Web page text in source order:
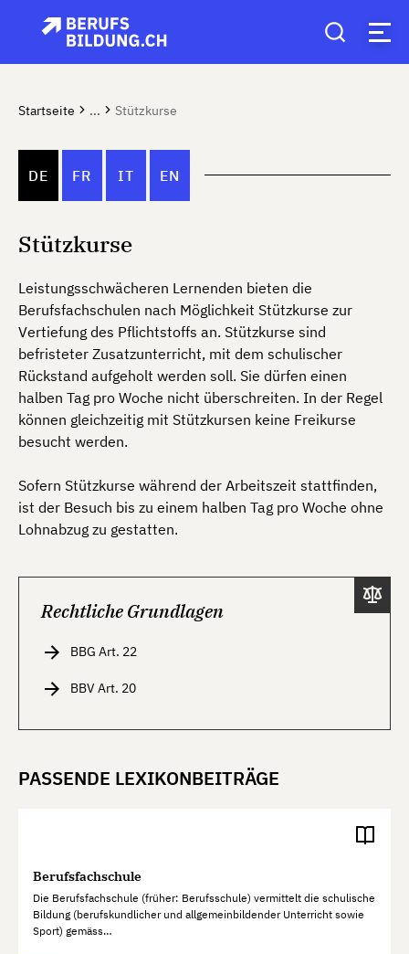
Startseite ... Stützkurse
DE FR IT EN
Stützkurse
Leistungsschwächeren Lernenden bieten die
Berufsfachschulen nach Möglichkeit Stützkurse zur
Vertiefung des Pflichtstoffs an. Stützkurse sind
befristeter Zusatzunterricht, mit dem schulischer
Rückstand aufgeholt werden soll. Sie dürfen einen
halben Tag pro Woche nicht überschreiten. In der Regel
können gleichzeitig mit Stützkursen keine Freikurse
besucht werden.
Sofern Stützkurse während der Arbeitszeit stattfinden,
ist der Besuch bis zu einem halben Tag pro Woche ohne
Lohnabzug zu gestatten.
Rechtliche Grundlagen
BBG Art. 22
BBV Art. 20
PASSENDE LEXIKONBEITRÄGE
Berufsfachschule
Die Berufsfachschule (früher: Berufsschule) vermittelt die schulische
Bildung (berufskundlicher und allgemeinbildender Unterricht sowie
Sport) gemäss…